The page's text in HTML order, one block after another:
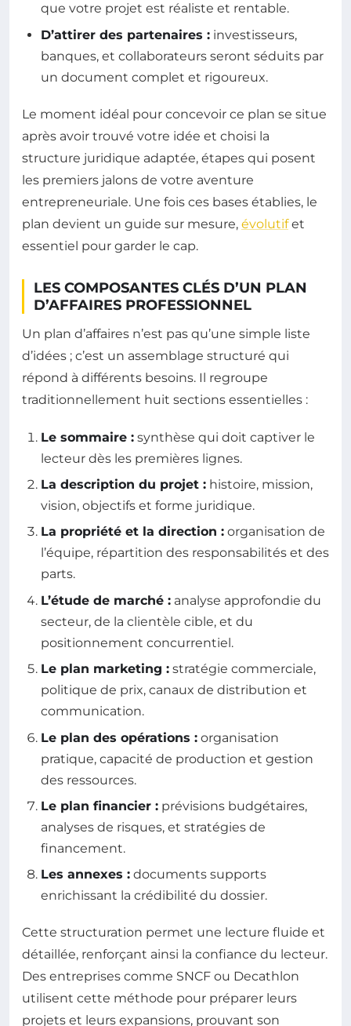
que votre projet est réaliste et rentable.
D’attirer des partenaires : investisseurs,
banques, et collaborateurs seront séduits par
un document complet et rigoureux.
Le moment idéal pour concevoir ce plan se situe
après avoir trouvé votre idée et choisi la
structure juridique adaptée, étapes qui posent
les premiers jalons de votre aventure
entrepreneuriale. Une fois ces bases établies, le
plan devient un guide sur mesure, évolutifet
essentiel pour garder le cap.
LES COMPOSANTES CLÉS D’UN PLAN
D’AFFAIRES PROFESSIONNEL
Un plan d’affaires n’est pas qu’une simple liste
d’idées ; c’est un assemblage structuré qui
répond à différents besoins. Il regroupe
traditionnellement huit sections essentielles :
Le sommaire : synthèse qui doit captiver le
lecteur dès les premières lignes.
La description du projet : histoire, mission,
vision, objectifs et forme juridique.
La propriété et la direction : organisation de
l’équipe, répartition des responsabilités et des
parts.
L’étude de marché : analyse approfondie du
secteur, de la clientèle cible, et du
positionnement concurrentiel.
Le plan marketing : stratégie commerciale,
politique de prix, canaux de distribution et
communication.
Le plan des opérations : organisation
pratique, capacité de production et gestion
des ressources.
Le plan financier : prévisions budgétaires,
analyses de risques, et stratégies de
financement.
Les annexes : documents supports
enrichissant la crédibilité du dossier.
Cette structuration permet une lecture fluide et
détaillée, renforçant ainsi la confiance du lecteur.
Des entreprises comme SNCF ou Decathlon
utilisent cette méthode pour préparer leurs
projets et leurs expansions, prouvant son